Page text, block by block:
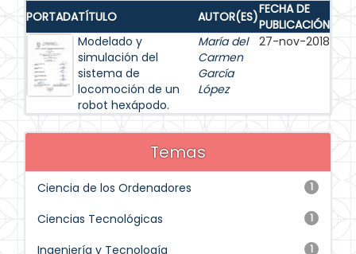
PORTADATÍTULO AUTOR(ES)FECHA DE
PUBLICACIÓN
Modelado y
simulación del
sistema de
locomoción de un
robot hexápodo.
María del
Carmen
García
López
27-nov-2018
Temas
1
Ciencia de los Ordenadores
1
Ciencias Tecnológicas
1
Ingeniería y Tecnología